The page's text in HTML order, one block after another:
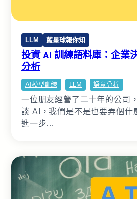
LLM 藍星球報你知
投資 AI 訓練語料庫：企業
分析
AI模型訓練 LLM 語意分析
一位朋友經營了二十年的公司
談 AI，我們是不是也要弄個什
進一步…